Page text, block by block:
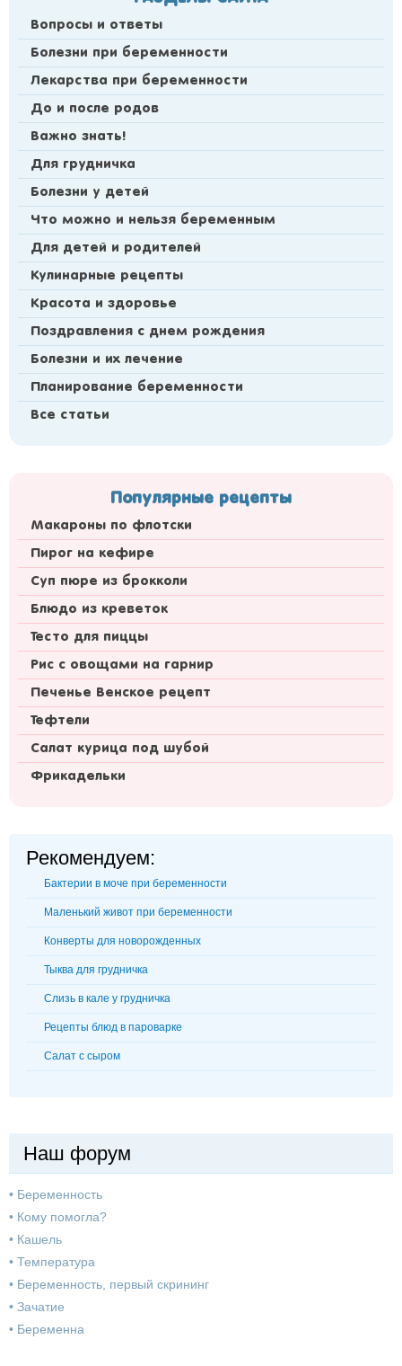
Вопросы и ответы
Болезни при беременности
Лекарства при беременности
До и после родов
Важно знать!
Для грудничка
Болезни у детей
Что можно и нельзя беременным
Для детей и родителей
Кулинарные рецепты
Красота и здоровье
Поздравления с днем рождения
Болезни и их лечение
Планирование беременности
Все статьи
Популярные рецепты
Макароны по флотски
Пирог на кефире
Суп пюре из брокколи
Блюдо из креветок
Тесто для пиццы
Рис с овощами на гарнир
Печенье Венское рецепт
Тефтели
Салат курица под шубой
Фрикадельки
Рекомендуем:
Бактерии в моче при беременности
Маленький живот при беременности
Конверты для новорожденных
Тыква для грудничка
Слизь в кале у грудничка
Рецепты блюд в пароварке
Салат с сыром
Наш форум
• Беременность
• Кому помогла?
• Кашель
• Температура
• Беременность, первый скрининг
• Зачатие
• Беременна